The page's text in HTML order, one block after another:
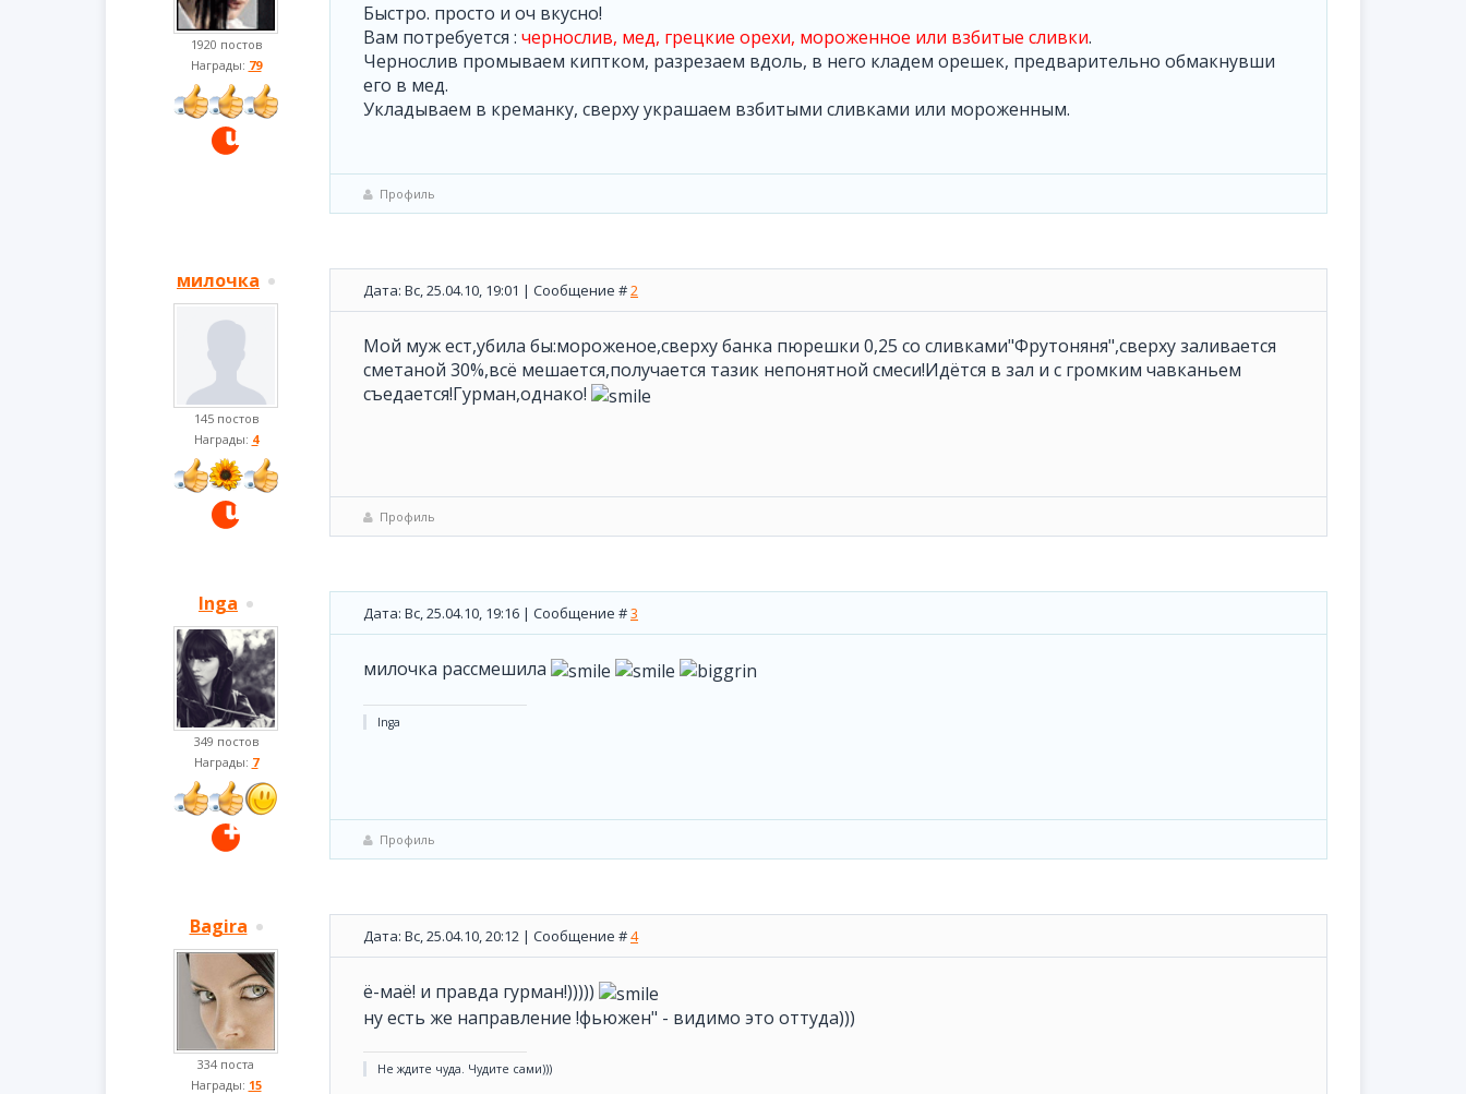
1920 постов
Награды: 79
Быстро. просто и оч вкусно!
Вам потребуется : чернослив, мед, грецкие орехи, мороженное или взбитые сливки.
Чернослив промываем киптком, разрезаем вдоль, в него кладем орешек, предварительно обмакнувши
его в мед.
Укладываем в креманку, сверху украшаем взбитыми сливками или мороженным.
Профиль
милочка
145 постов
Награды: 4
Дата: Вс, 25.04.10, 19:01 | Сообщение #2
Мой муж ест,убила бы:мороженое,сверху банка пюрешки 0,25 со сливками"Фрутоняня",сверху заливается
сметаной 30%,всё мешается,получается тазик непонятной смеси!Идётся в зал и с громким чавканьем
съедается!Гурман,однако!
Профиль
Inga
349 постов
Награды: 7
Дата: Вс, 25.04.10, 19:16 | Сообщение #3
милочка рассмешила
Inga
Профиль
Bagira
334 поста
Награды: 15
Дата: Вс, 25.04.10, 20:12 | Сообщение #4
ё-маё! и правда гурман!)))))
ну есть же направление !фьюжен" - видимо это оттуда)))
Не ждите чуда. Чудите сами)))